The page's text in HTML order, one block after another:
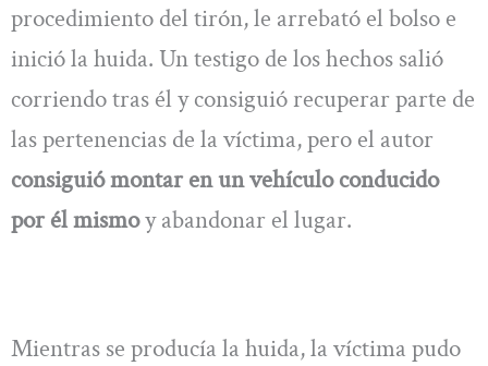
procedimiento del tirón, le arrebató el bolso e
inició la huida. Un testigo de los hechos salió
corriendo tras él y consiguió recuperar parte de
las pertenencias de la víctima, pero el autor
consiguió montar en un vehículo conducido
por él mismoy abandonar el lugar.
Mientras se producía la huida, la víctima pudo